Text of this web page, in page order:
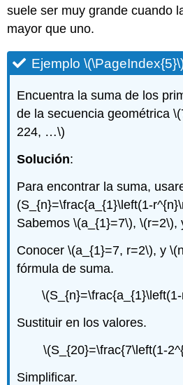
suele ser muy grande cuando
mayor que uno.
Ejemplo
Encuentra la suma de los
de la secuencia geométrica
224, …\)
Solución:
Para encontrar la suma,
(S_{n}=\frac{a_{1}\left(1-
Sabemos\(a_{1}=7\),\(r=2\),
Conocer\(a_{1}=7, r=2\), y
fórmula de suma.
Sustituir en los valores.
\(S_{20}=\frac{7\left(1-
Simplificar.